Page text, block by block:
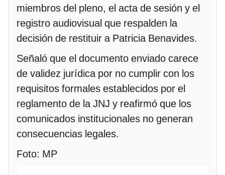
miembros del pleno, el acta de sesión y el
registro audiovisual que respalden la
decisión de restituir a Patricia Benavides.
Señaló que el documento enviado carece
de validez jurídica por no cumplir con los
requisitos formales establecidos por el
reglamento de la JNJ y reafirmó que los
comunicados institucionales no generan
consecuencias legales.
Foto: MP